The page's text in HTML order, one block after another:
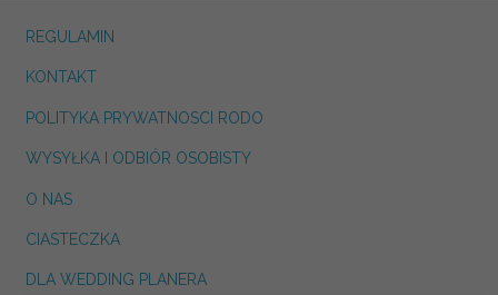
REGULAMIN
KONTAKT
POLITYKA PRYWATNOSCI RODO
WYSYŁKA I ODBIÓR OSOBISTY
O NAS
CIASTECZKA
DLA WEDDING PLANERA